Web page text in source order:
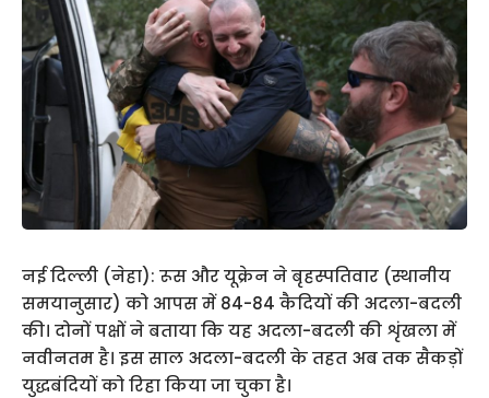
नई दिल्ली (नेहा): रूस और यूक्रेन ने बृहस्पतिवार (स्थानीय
समयानुसार) को आपस में 84-84 कैदियों की अदला-बदली
की। दोनों पक्षों ने बताया कि यह अदला-बदली की शृंखला में
नवीनतम है। इस साल अदला-बदली के तहत अब तक सैकड़ों
युद्धबंदियों को रिहा किया जा चुका है।